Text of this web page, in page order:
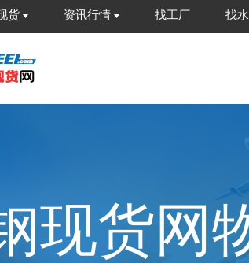
货 资讯行情 找工厂 找
现货网